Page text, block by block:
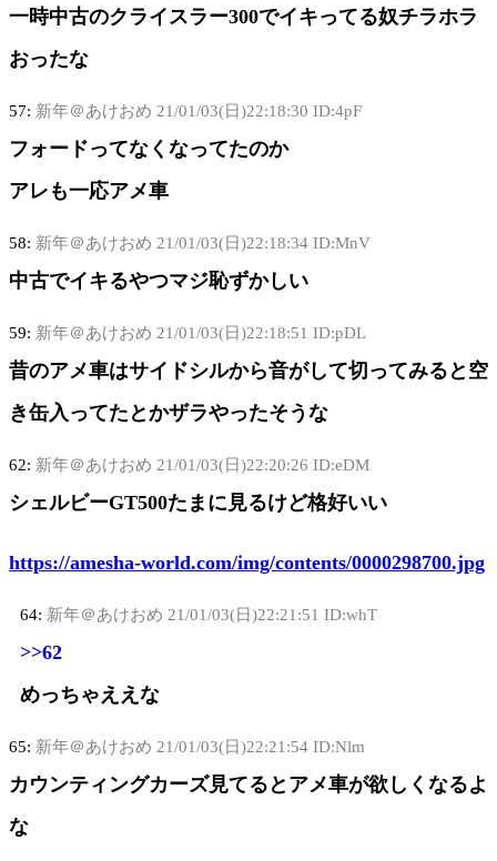
一時中古のクライスラー300でイキってる奴チラホラ
おったな
57: 新年＠あけおめ 21/01/03(日)22:18:30 ID:4pF
フォードってなくなってたのか
アレも一応アメ車
58: 新年＠あけおめ 21/01/03(日)22:18:34 ID:MnV
中古でイキるやつマジ恥ずかしい
59: 新年＠あけおめ 21/01/03(日)22:18:51 ID:pDL
昔のアメ車はサイドシルから音がして切ってみると空
き缶入ってたとかザラやったそうな
62: 新年＠あけおめ 21/01/03(日)22:20:26 ID:eDM
シェルビーGT500たまに見るけど格好いい
https://amesha-world.com/img/contents/0000298700.jpg
64: 新年＠あけおめ 21/01/03(日)22:21:51 ID:whT
>>62
めっちゃええな
65: 新年＠あけおめ 21/01/03(日)22:21:54 ID:Nlm
カウンティングカーズ見てるとアメ車が欲しくなるよ
な